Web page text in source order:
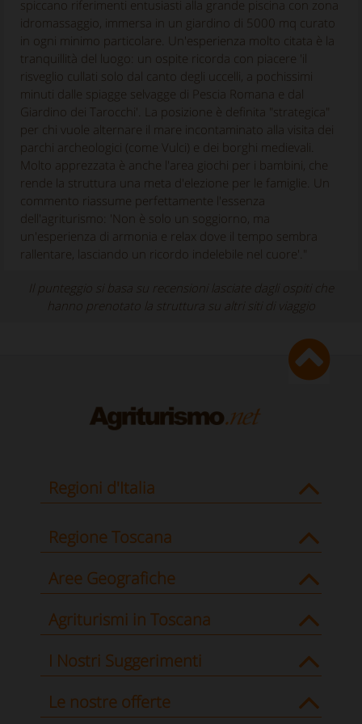
spiccano riferimenti entusiasti alla grande piscina con zona
idromassaggio, immersa in un giardino di 5000 mq curato
in ogni minimo particolare. Un'esperienza molto citata è la
tranquillità del luogo: un ospite ricorda con piacere 'il
risveglio cullati solo dal canto degli uccelli, a pochissimi
minuti dalle spiagge selvagge di Pescia Romana e dal
Giardino dei Tarocchi'. La posizione è definita "strategica"
per chi vuole alternare il mare incontaminato alla visita dei
parchi archeologici (come Vulci) e dei borghi medievali.
Molto apprezzata è anche l'area giochi per i bambini, che
rende la struttura una meta d'elezione per le famiglie. Un
commento riassume perfettamente l'essenza
dell'agriturismo: 'Non è solo un soggiorno, ma
un'esperienza di armonia e relax dove il tempo sembra
rallentare, lasciando un ricordo indelebile nel cuore'."
Il punteggio si basa su recensioni lasciate dagli ospiti che
hanno prenotato la struttura su altri siti di viaggio
Regioni d'Italia
Regione Toscana
Aree Geografiche
Agriturismi in Toscana
I Nostri Suggerimenti
Le nostre offerte